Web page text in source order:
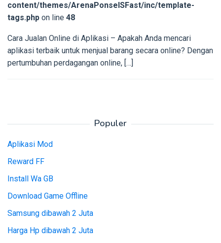
content/themes/ArenaPonselSFast/inc/template-
tags.php on line 48
Cara Jualan Online di Aplikasi – Apakah Anda mencari
aplikasi terbaik untuk menjual barang secara online? Dengan
pertumbuhan perdagangan online, […]
Populer
Aplikasi Mod
Reward FF
Install Wa GB
Download Game Offline
Samsung dibawah 2 Juta
Harga Hp dibawah 2 Juta